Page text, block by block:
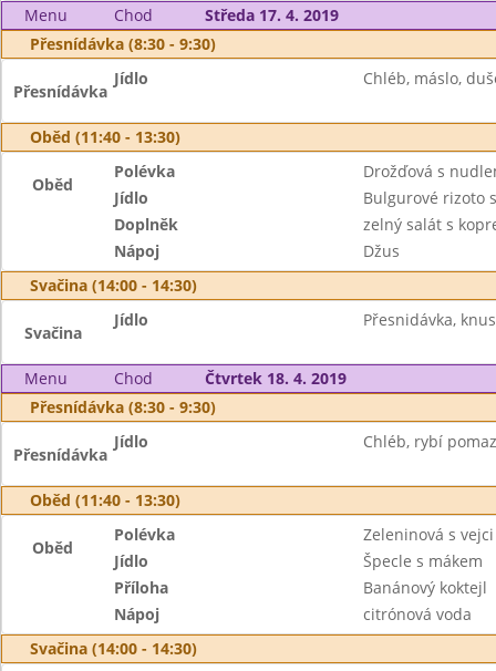
Menu Chod
Středa 17. 4. 2019
Přesnídávka (8:30 - 9:30)
Přesnídávka
Jídlo Chléb, máslo,
Oběd (11:40 - 13:30)
Oběd
Polévka
Drožďová s
Jídlo
Bulgurové rizoto
Doplněk
zelný salát s
Nápoj
Džus
Svačina (14:00 - 14:30)
Svačina
Jídlo Přesnidávka,
Menu Chod
Čtvrtek 18. 4. 2019
Přesnídávka (8:30 - 9:30)
Přesnídávka
Jídlo Chléb, rybí
Oběd (11:40 - 13:30)
Oběd
Polévka
Zeleninová s vejci
Jídlo
Špecle s mákem
Příloha
Banánový koktejl
Nápoj
citrónová voda
Svačina (14:00 - 14:30)